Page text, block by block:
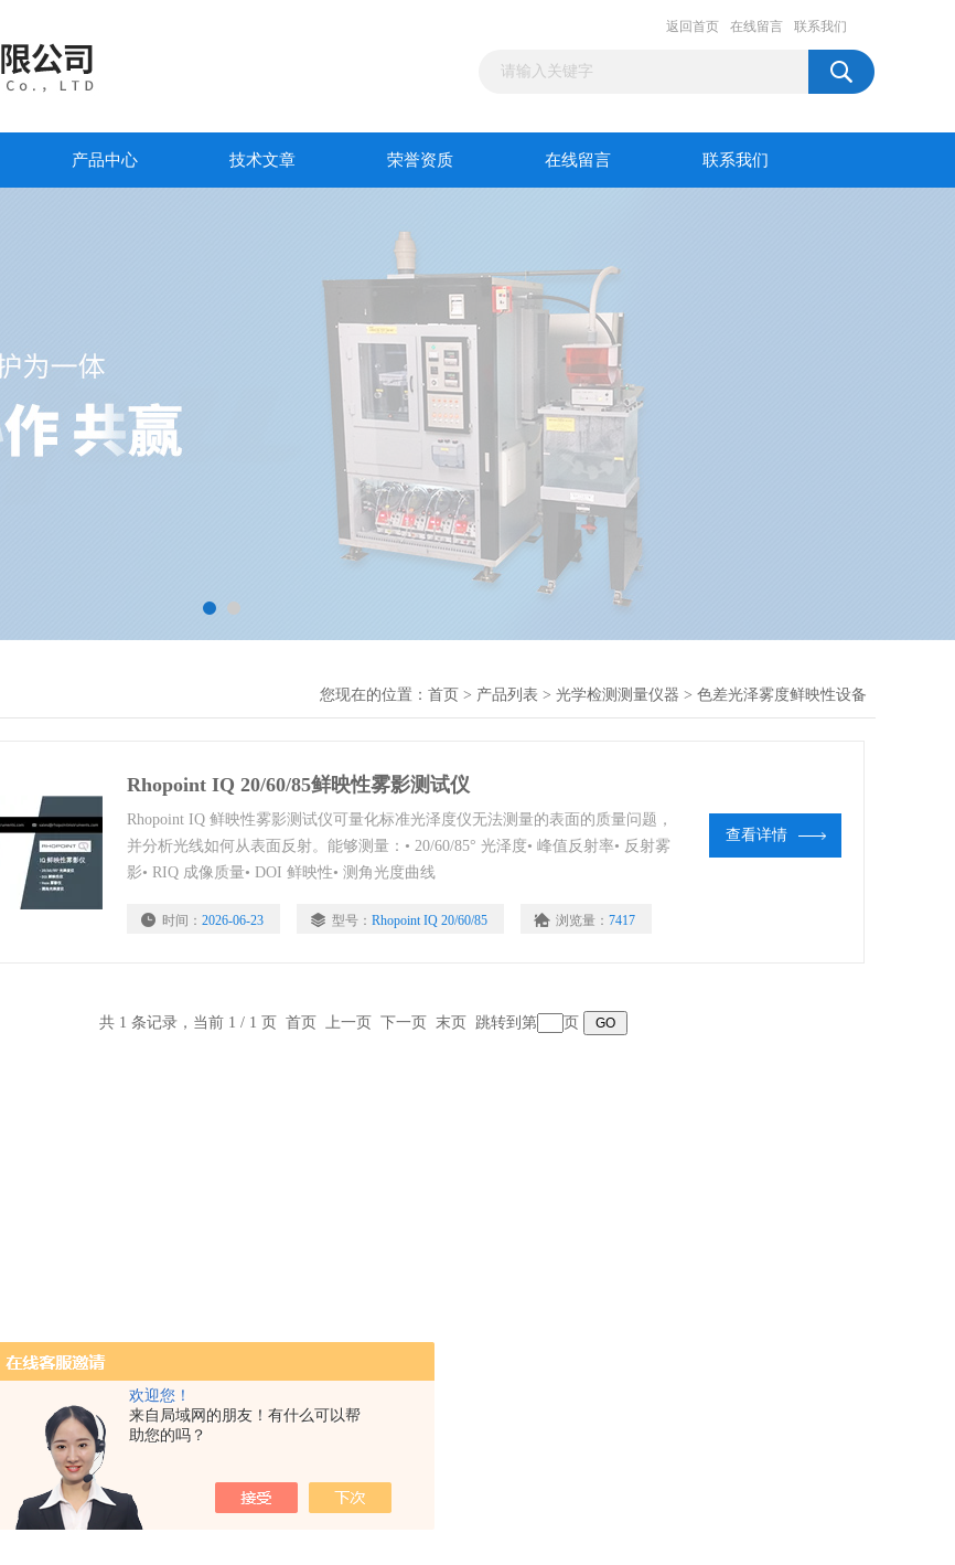
欢迎您！
来自局域网的朋友！有什么可以帮
助您的吗？
返回首页 在线留言 联系我们
产品中心 技术文章 荣誉资质 在线留言 联系我们
您现在的位置： 首页 > 产品列表 > 光学检测测量仪器 > 色差光泽雾度鲜映性设备
Rhopoint IQ 20/60/85鲜映性雾影测试仪
Rhopoint IQ 鲜映性雾影测试仪可量化标准光泽度仪无法测量的表面的质量问题，
并分析光线如何从表面反射。能够测量：• 20/60/85° 光泽度• 峰值反射率• 反射雾
影• RIQ 成像质量• DOI 鲜映性• 测角光度曲线
时间： 2026-06-23 型号： Rhopoint IQ 20/60/85 浏览量： 7417
查看详情
共 1 条记录，当前 1 / 1 页 首页 上一页 下一页 末页 跳转到第 页